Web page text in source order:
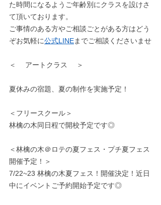
た時間になるよう​​ご年齢別にクラスを設けさ
て頂いております。
ご事情のある方やご相談ごとがある方はどう
ぞお気軽に公式LINEまでご相談くださいませ
＜　 アートクラス　 ＞
夏休みの宿題、夏の制作を実施予定！
＜フリースクール＞
林檎の木同日程で開校予定です◎
＜林檎の木＠ロテの夏フェス・プチ夏フェス
開催予定！＞
7/22~23 林檎の木夏フェス！開催決定！近日
中にイベントご予約開始予定です◎